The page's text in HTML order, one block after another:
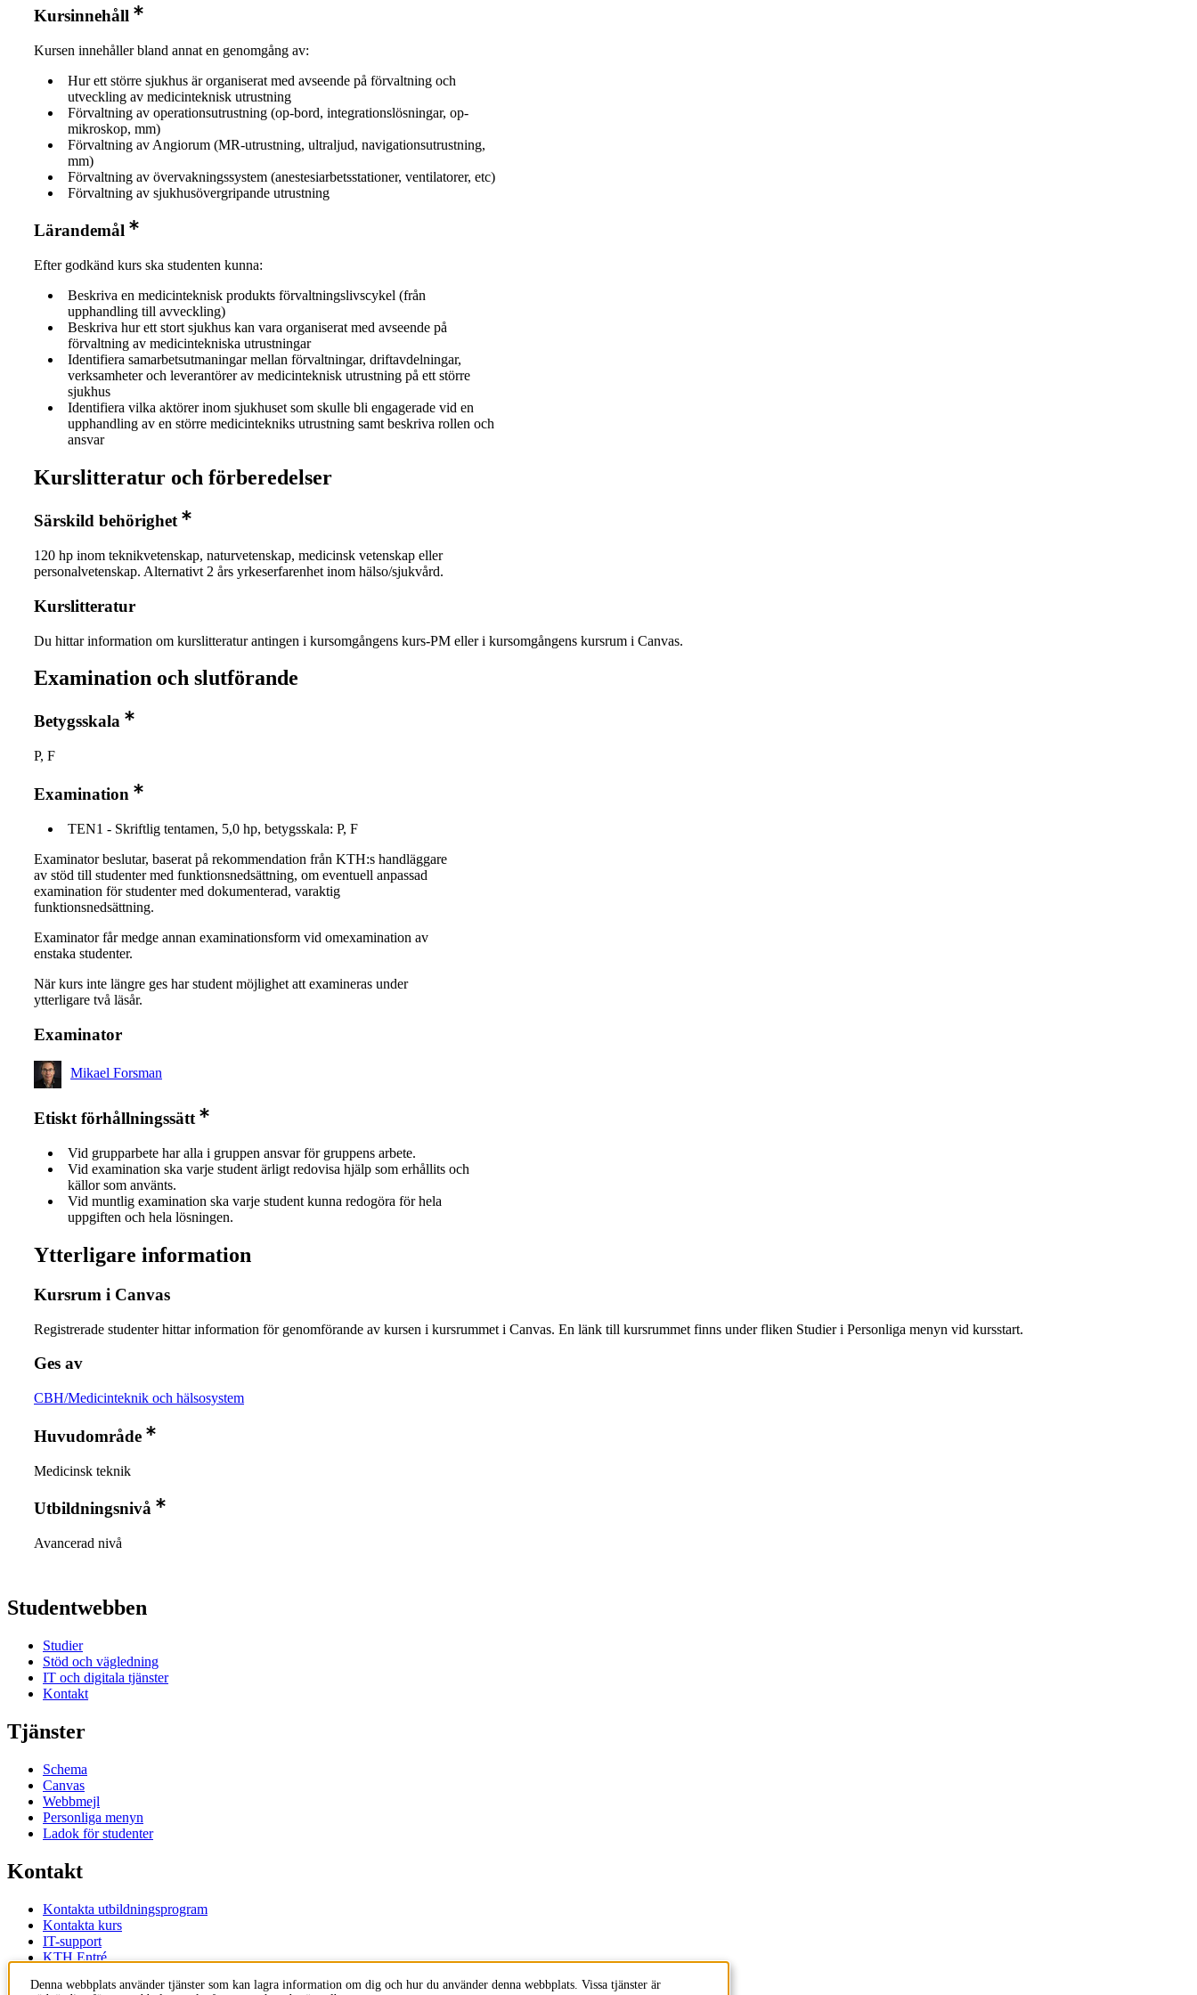
Kursinnehåll
Kursen innehåller bland annat en genomgång av:
Hur ett större sjukhus är organiserat med avseende på förvaltning och
utveckling av medicinteknisk utrustning
Förvaltning av operationsutrustning (op-bord, integrationslösningar, op-
mikroskop, mm)
Förvaltning av Angiorum (MR-utrustning, ultraljud, navigationsutrustning,
mm)
Förvaltning av övervakningssystem (anestesiarbetsstationer, ventilatorer, etc)
Förvaltning av sjukhusövergripande utrustning
Lärandemål
Efter godkänd kurs ska studenten kunna:
Beskriva en medicinteknisk produkts förvaltningslivscykel (från
upphandling till avveckling)
Beskriva hur ett stort sjukhus kan vara organiserat med avseende på
förvaltning av medicintekniska utrustningar
Identifiera samarbetsutmaningar mellan förvaltningar, driftavdelningar,
verksamheter och leverantörer av medicinteknisk utrustning på ett större
sjukhus
Identifiera vilka aktörer inom sjukhuset som skulle bli engagerade vid en
upphandling av en större medicintekniks utrustning samt beskriva rollen och
ansvar
Kurslitteratur och förberedelser
Särskild behörighet
120 hp inom teknikvetenskap, naturvetenskap, medicinsk vetenskap eller
personalvetenskap. Alternativt 2 års yrkeserfarenhet inom hälso/sjukvård.
Kurslitteratur
Du hittar information om kurslitteratur antingen i kursomgångens kurs-PM eller i kursomgångens kursrum i Canvas.
Examination och slutförande
Betygsskala
P, F
Examination
TEN1 - Skriftlig tentamen, 5,0 hp, betygsskala: P, F
Examinator beslutar, baserat på rekommendation från KTH:s handläggare
av stöd till studenter med funktionsnedsättning, om eventuell anpassad
examination för studenter med dokumenterad, varaktig
funktionsnedsättning.
Examinator får medge annan examinationsform vid omexamination av
enstaka studenter.
När kurs inte längre ges har student möjlighet att examineras under
ytterligare två läsår.
Examinator
Mikael Forsman
Etiskt förhållningssätt
Vid grupparbete har alla i gruppen ansvar för gruppens arbete.
Vid examination ska varje student ärligt redovisa hjälp som erhållits och
källor som använts.
Vid muntlig examination ska varje student kunna redogöra för hela
uppgiften och hela lösningen.
Ytterligare information
Kursrum i Canvas
Registrerade studenter hittar information för genomförande av kursen i kursrummet i Canvas. En länk till kursrummet finns under fliken Studier i Personliga menyn vid kursstart.
Ges av
CBH/Medicinteknik och hälsosystem
Huvudområde
Medicinsk teknik
Utbildningsnivå
Avancerad nivå
Studentwebben
Studier
Stöd och vägledning
IT och digitala tjänster
Kontakt
Tjänster
Schema
Canvas
Webbmejl
Personliga menyn
Ladok för studenter
Kontakt
Kontakta utbildningsprogram
Kontakta kurs
IT-support
KTH Entré
Denna webbplats använder tjänster som kan lagra information om dig och hur du använder denna webbplats. Vissa tjänster är